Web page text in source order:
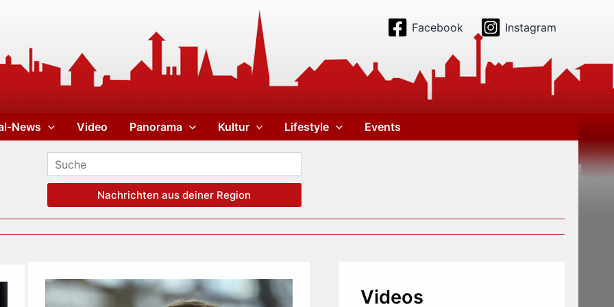
Facebook Instagram
News Video Panorama Kultur Lifestyle Events
Nachrichten aus deiner Region
Videos